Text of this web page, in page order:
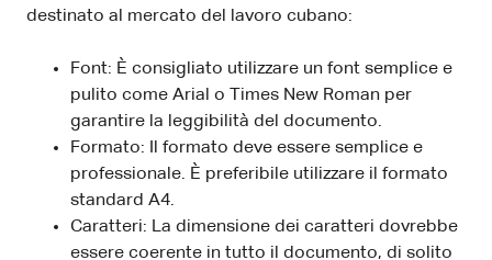
destinato al mercato del lavoro cubano:
Font: È consigliato utilizzare un font semplice e
pulito come Arial o Times New Roman per
garantire la leggibilità del documento.
Formato: Il formato deve essere semplice e
professionale. È preferibile utilizzare il formato
standard A4.
Caratteri: La dimensione dei caratteri dovrebbe
essere coerente in tutto il documento, di solito